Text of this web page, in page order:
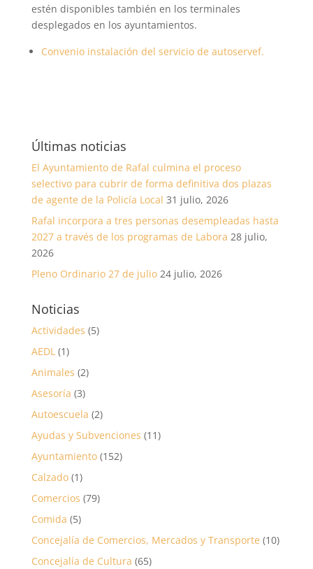
estén disponibles también en los terminales
desplegados en los ayuntamientos.
Convenio instalación del servicio de autoservef.
Últimas noticias
El Ayuntamiento de Rafal culmina el proceso
selectivo para cubrir de forma definitiva dos plazas
de agente de la Policía Local 31 julio, 2026
Rafal incorpora a tres personas desempleadas hasta
2027 a través de los programas de Labora 28 julio,
2026
Pleno Ordinario 27 de julio 24 julio, 2026
Noticias
Actividades (5)
AEDL(1)
Animales (2)
Asesoría (3)
Autoescuela (2)
Ayudas y Subvenciones (11)
Ayuntamiento(152)
Calzado(1)
Comercios (79)
Comida (5)
Concejalía de Comercios, Mercados y Transporte (10)
Concejalía de Cultura (65)